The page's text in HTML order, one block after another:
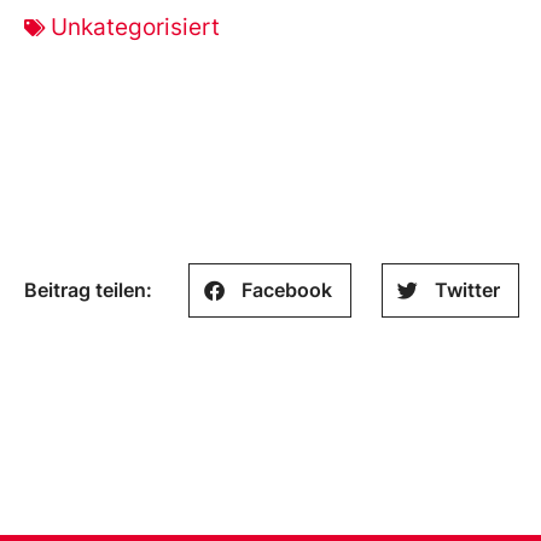
Unkategorisiert
Beitrag teilen: Facebook Twitter